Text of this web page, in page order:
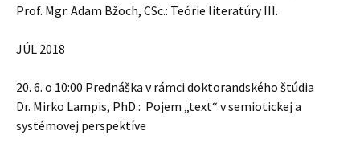
Prof. Mgr. Adam Bžoch, CSc.: Teórie literatúry III.
JÚL 2018
20. 6. o 10:00 Prednáška v rámci doktorandského štúdia
Dr. Mirko Lampis, PhD.: Pojem „text“ v semiotickej a
systémovej perspektíve